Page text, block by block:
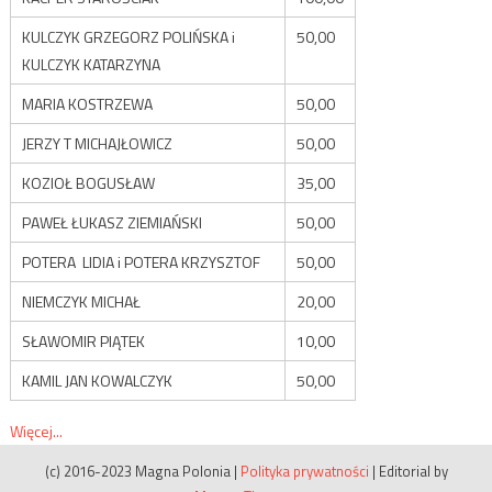
KULCZYK GRZEGORZ POLIŃSKA i
KULCZYK KATARZYNA
50,00
MARIA KOSTRZEWA
50,00
JERZY T MICHAJŁOWICZ
50,00
KOZIOŁ BOGUSŁAW
35,00
PAWEŁ ŁUKASZ ZIEMIAŃSKI
50,00
POTERA LIDIA i POTERA KRZYSZTOF
50,00
NIEMCZYK MICHAŁ
20,00
SŁAWOMIR PIĄTEK
10,00
KAMIL JAN KOWALCZYK
50,00
Więcej...
(c) 2016-2023 Magna Polonia | Polityka prywatności | Editorial by